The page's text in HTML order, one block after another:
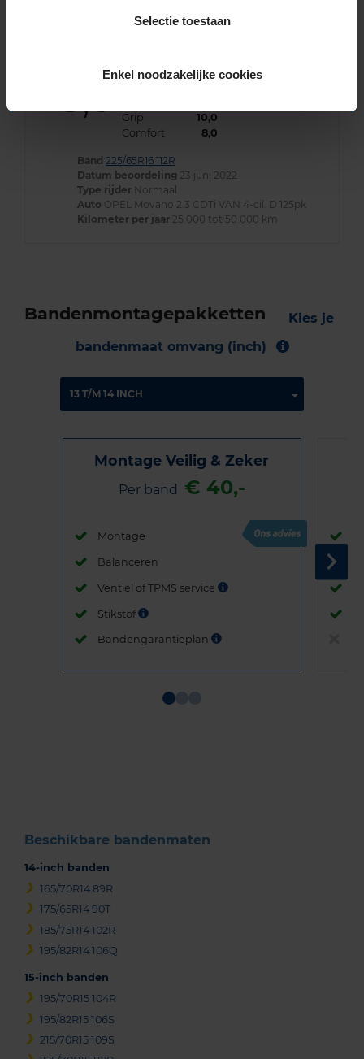
Selectie toestaan
Enkel noodzakelijke cookies
Klantbeoordelingen
8,0
Grip
10,0
Comfort
8,0
Band 225/65R16 112R
Datum beoordeling 23 juni 2022
Type rijder Normaal
Auto OPEL Movano 2.3 CDTi VAN 4-cil. D 125pk
Kilometer per jaar 25.000 tot 50.000 km
Bandenmontagepakketten
Kies je
bandenmaat omvang (inch)
Montage Veilig & Zeker
Per band € 40,-
Montage
Balanceren
Ventiel of TPMS service
Stikstof
Bandengarantieplan
Beschikbare bandenmaten
14-inch banden
165/70R14 89R
175/65R14 90T
185/75R14 102R
195/82R14 106Q
15-inch banden
195/70R15 104R
195/82R15 106S
215/70R15 109S